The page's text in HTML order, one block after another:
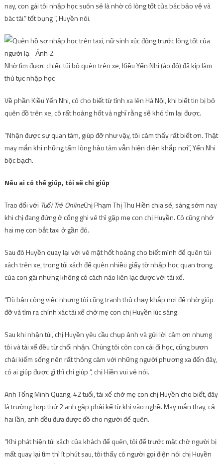
nay, con gái tôi nhập học suôn sẻ là nhờ có lòng tốt của bác bảo vệ và
bác tài.” tốt bụng ”, Huyền nói.
Nhờ tìm được chiếc túi bỏ quên trên xe, Kiều Yến Nhi (áo đỏ) đã kịp làm
thủ tục nhập học
Về phần Kiều Yến Nhi, cô cho biết từ tỉnh xa lên Hà Nội, khi biết tin bị bỏ
quên đồ trên xe, cô rất hoảng hốt và nghĩ rằng sẽ khó tìm lại được.
“Nhận được sự quan tâm, giúp đỡ như vậy, tôi cảm thấy rất biết ơn. Thật
may mắn khi những tấm lòng hảo tâm vẫn hiện diện khắp nơi”, Yến Nhi
bộc bạch.
Nếu ai có thể giúp, tôi sẽ chỉ giúp
Trao đổi với Tuổi Trẻ OnlineChị Phạm Thị Thu Hiền chia sẻ, sáng sớm nay
khi chị đang đứng ở cổng ghi vé thì gặp mẹ con chị Huyền. Cô cũng nhớ
hai mẹ con bắt taxi ở gần đó.
Sau đó Huyền quay lại với vẻ mặt hốt hoảng cho biết mình để quên túi
xách trên xe, trong túi xách để quên nhiều giấy tờ nhập học quan trọng
của con gái nhưng không có cách nào liên lạc được với tài xế.
“Dù bận công việc nhưng tôi cũng tranh thủ chạy khắp nơi để nhờ giúp
đỡ và tìm ra chính xác tài xế chở mẹ con chị Huyền lúc sáng.
Sau khi nhận túi, chị Huyền yêu cầu chụp ảnh và gửi lời cảm ơn nhưng
tôi và tài xế đều từ chối nhận. Chúng tôi còn con cái đi học, cũng bươn
chải kiếm sống nên rất thông cảm với những người phương xa đến đây,
có ai giúp được gì thì chỉ giúp ”, chị Hiền vui vẻ nói.
Anh Tống Minh Quang, 42 tuổi, tài xế chở mẹ con chị Huyền cho biết, đây
là trường hợp thứ 2 anh gặp phải kể từ khi vào nghề. May mắn thay, cả
hai lần, anh đều đưa được đồ cho người để quên.
“Khi phát hiện túi xách của khách để quên, tôi để trước mặt chờ người bị
mất quay lại tìm thì ít phút sau, tôi thấy có người gọi điện nói chị Huyền